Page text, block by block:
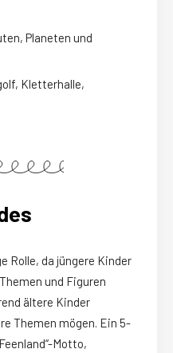
Planeten und
Kletterhalle,
Rolle, da jüngere Kinder
und Figuren
ältere Kinder
Themen mögen. Ein 5-
Motto,